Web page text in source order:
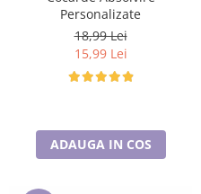
Personalizate
18,99 Lei
15,99 Lei
ADAUGA IN COS